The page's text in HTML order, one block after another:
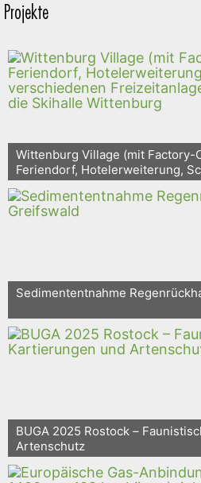
Projekte
Wittenburg Village (mit Factory-
Feriendorf, Hotelerweiterung,
verschiedenen Freizeitanlagen)
Skihalle Wittenburg
Sedimententnahme
BUGA 2025 Rostock –
Artenschutz